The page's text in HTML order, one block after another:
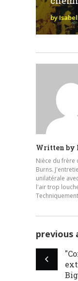
by
Written by
Nièce du frère
Burns.
unilatérale
l'air trop
previous